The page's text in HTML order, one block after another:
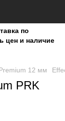
по
цен и наличие
12 мм
PRK